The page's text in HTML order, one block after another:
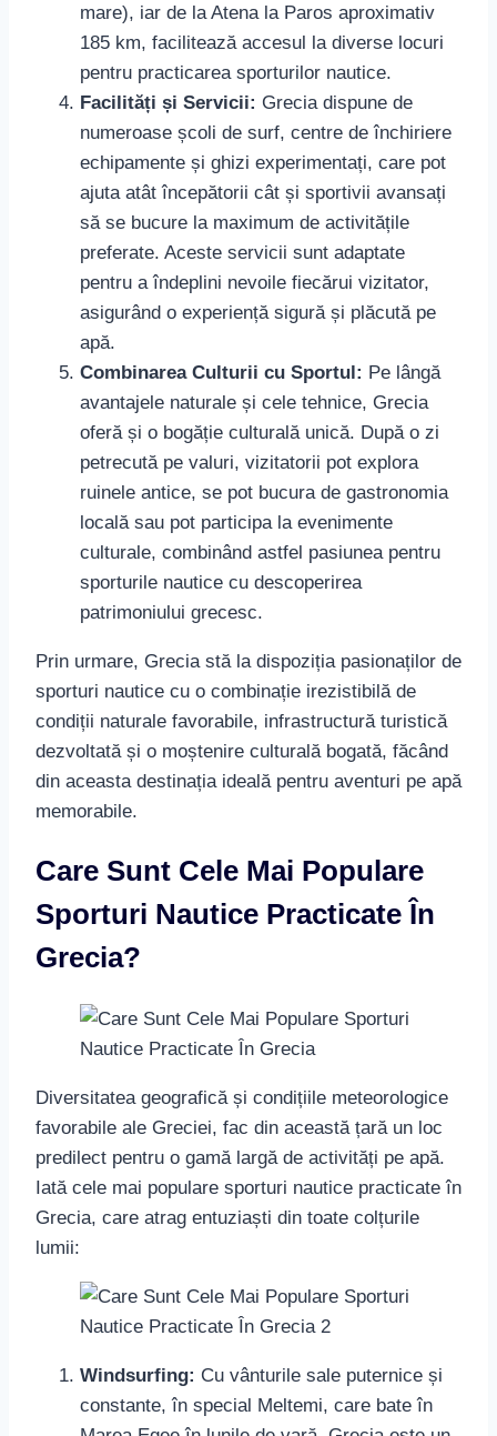
mare), iar de la Atena la Paros aproximativ
185 km, facilitează accesul la diverse locuri
pentru practicarea sporturilor nautice.
Facilități și Servicii: Grecia dispune de
numeroase școli de surf, centre de închiriere
echipamente și ghizi experimentați, care pot
ajuta atât începătorii cât și sportivii avansați
să se bucure la maximum de activitățile
preferate. Aceste servicii sunt adaptate
pentru a îndeplini nevoile fiecărui vizitator,
asigurând o experiență sigură și plăcută pe
apă.
Combinarea Culturii cu Sportul: Pe lângă
avantajele naturale și cele tehnice, Grecia
oferă și o bogăție culturală unică. După o zi
petrecută pe valuri, vizitatorii pot explora
ruinele antice, se pot bucura de gastronomia
locală sau pot participa la evenimente
culturale, combinând astfel pasiunea pentru
sporturile nautice cu descoperirea
patrimoniului grecesc.
Prin urmare, Grecia stă la dispoziția pasionaților de
sporturi nautice cu o combinație irezistibilă de
condiții naturale favorabile, infrastructură turistică
dezvoltată și o moștenire culturală bogată, făcând
din aceasta destinația ideală pentru aventuri pe apă
memorabile.
Care Sunt Cele Mai Populare
Sporturi Nautice Practicate În
Grecia?
Diversitatea geografică și condițiile meteorologice
favorabile ale Greciei, fac din această țară un loc
predilect pentru o gamă largă de activități pe apă.
Iată cele mai populare sporturi nautice practicate în
Grecia, care atrag entuziaști din toate colțurile
lumii:
Windsurfing: Cu vânturile sale puternice și
constante, în special Meltemi, care bate în